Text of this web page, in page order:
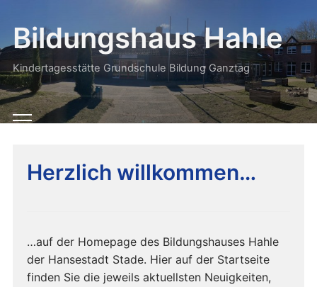
Bildungshaus Hahle
Kindertagesstätte Grundschule Bildung Ganztag
Toggle
menu
Herzlich willkommen…
…auf der Homepage des Bildungshauses Hahle
der Hansestadt Stade. Hier auf der Startseite
finden Sie die jeweils aktuellsten Neuigkeiten,